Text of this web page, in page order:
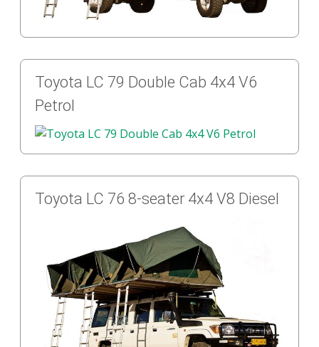
Toyota LC 79 Double Cab 4x4 V6
Petrol
Toyota LC 76 8-seater 4x4 V8 Diesel